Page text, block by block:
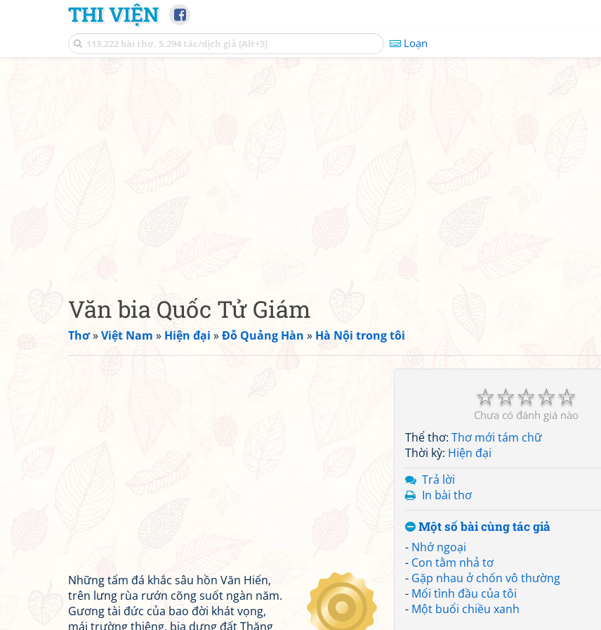
THI VIỆN
Loạn
Văn bia Quốc Tử Giám
Thơ»Việt Nam » Hiện đại »Đỗ Quảng Hàn » Hà Nội trong tôi
☆
☆
☆
☆
☆
Chưa có đánh giá nào
Thể thơ: Thơ mới tám chữ
Thời kỳ: Hiện đại
Trả lời
In bài thơ
Một số bài cùng tác giả
- Nhớ ngoại
- Con tằm nhả tơ
- Gặp nhau ở chốn vô thường
- Mối tình đầu của tôi
- Một buổi chiều xanh
Những tấm đá khắc sâu hồn Văn Hiến,
trên lưng rùa rướn cõng suốt ngàn năm.
Gương tài đức của bao đời khát vọng,
mái trường thiêng, bia dựng đất Thăng